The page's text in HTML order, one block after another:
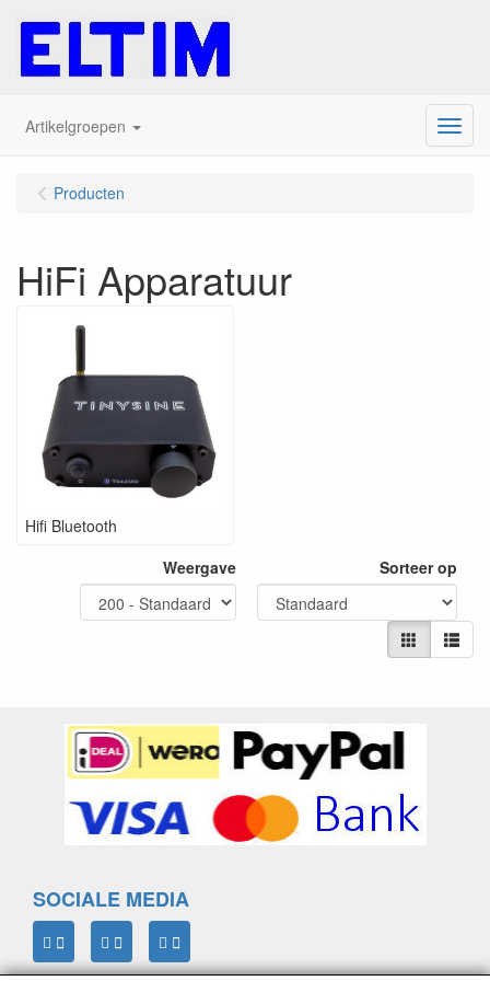
Artikelgroepen Menu
Producten
HiFi Apparatuur
Hifi Bluetooth
Weergave
Sorteer op
SOCIALE MEDIA